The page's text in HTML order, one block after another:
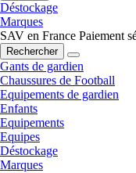
Déstockage
Marques
SAV en France Paiement
Rechercher
Gants de gardien
Chaussures de Football
Equipements de gardien
Enfants
Equipements
Equipes
Déstockage
Marques